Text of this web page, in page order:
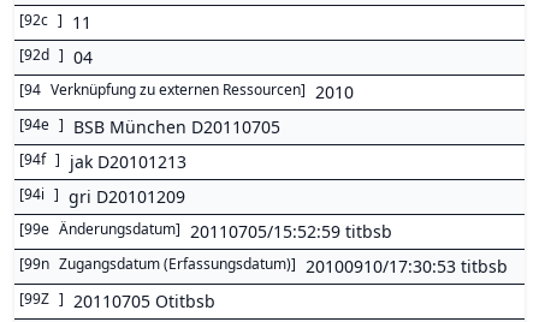
[92c ] 11
[92d ] 04
[94 Verknüpfung zu externen Ressourcen] 2010
[94e ] BSB München D20110705
[94f ] jak D20101213
[94i ] gri D20101209
[99e Änderungsdatum] 20110705/15:52:59 titbsb
[99n Zugangsdatum (Erfassungsdatum)] 20100910/17:30:53 titbsb
[99Z ] 20110705 Otitbsb